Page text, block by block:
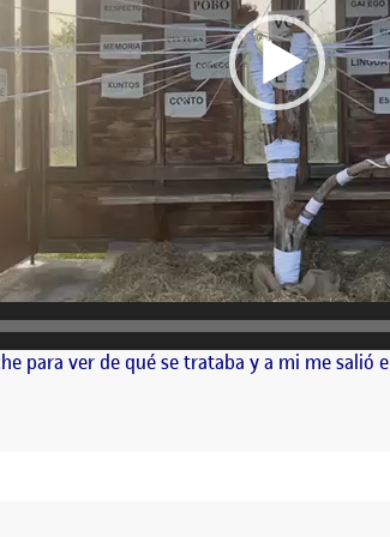
para ver de qué se trataba y a mi me salió